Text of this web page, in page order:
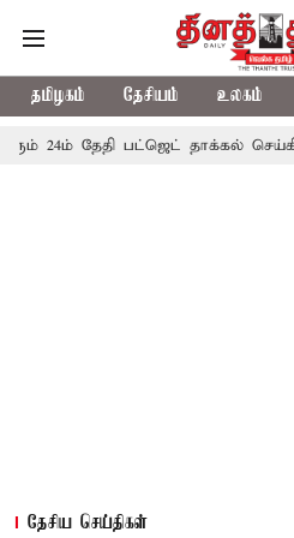
தமிழகம் தேசியம் உலகம்
பட்ஜெட் தாக்கல் செய்கிறார்
தேசிய செய்திகள்